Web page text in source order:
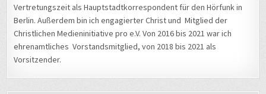
Vertretungszeit als Hauptstadtkorrespondent für den Hörfunk in
Berlin. Außerdem bin ich engagierter Christ und Mitglied der
Christlichen Medieninitiative pro e.V. Von 2016 bis 2021 war ich
ehrenamtliches Vorstandsmitglied, von 2018 bis 2021 als
Vorsitzender.